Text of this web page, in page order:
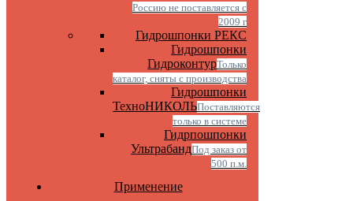
Россию не поставляется с
2009 г
Гидрошпонки РЕКС
Гидрошпонки
ГидроконтурТолько
каталог, сняты с производства
Гидрошпонки
ТехноНИКОЛЬПоставляются
только в системе
Гидрпошпонки
УльтрабандПод заказ от
500 п.м.
Применение